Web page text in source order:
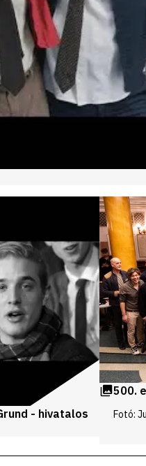
- hivatalos
500.
Fotó: